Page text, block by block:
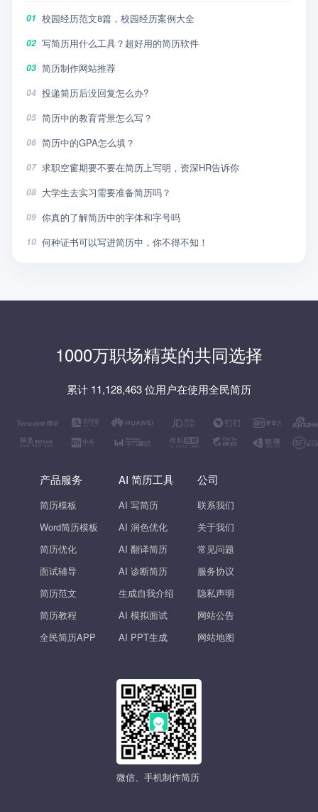
01 校园经历范文8篇，校园经历案例大全
02 写简历用什么工具？超好用的简历软件
03 简历制作网站推荐
04 投递简历后没回复怎么办?
05 简历中的教育背景怎么写？
06 简历中的GPA怎么填？
07 求职空窗期要不要在简历上写明，资深HR告诉你
08 大学生去实习需要准备简历吗？
09 你真的了解简历中的字体和字号吗
10 何种证书可以写进简历中，你不得不知！
1000万职场精英的共同选择
累计 11,128,463 位用户在使用全民简历
产品服务
简历模板
Word简历模板
简历优化
面试辅导
简历范文
简历教程
全民简历APP
AI 简历工具
AI 写简历
AI 润色优化
AI 翻译简历
AI 诊断简历
生成自我介绍
AI 模拟面试
AI PPT生成
公司
联系我们
关于我们
常见问题
服务协议
隐私声明
网站公告
网站地图
微信、手机制作简历